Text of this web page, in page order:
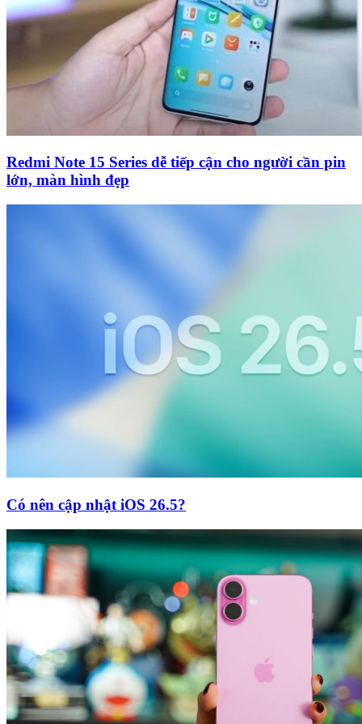
Redmi Note 15 Series dễ tiếp cận cho người cần pin
lớn, màn hình đẹp
Có nên cập nhật iOS 26.5?